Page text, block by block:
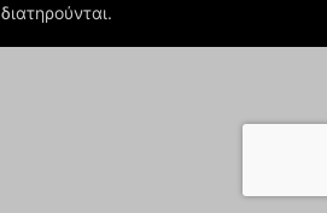
διατηρούνται.